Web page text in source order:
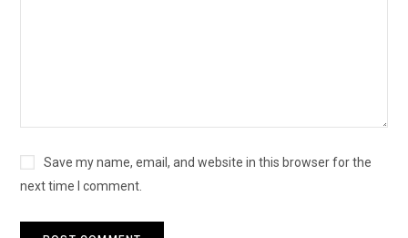
Save my name, email, and website in this browser for the
next time I comment.